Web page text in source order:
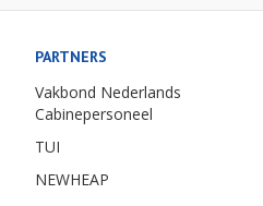
PARTNERS
Vakbond Nederlands
Cabinepersoneel
TUI
NEWHEAP